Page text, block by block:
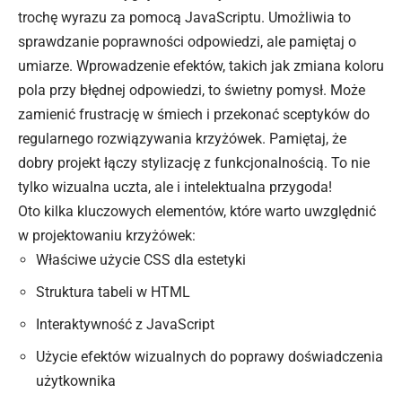
trochę wyrazu za pomocą JavaScriptu. Umożliwia to
sprawdzanie poprawności odpowiedzi, ale pamiętaj o
umiarze. Wprowadzenie efektów, takich jak zmiana koloru
pola przy błędnej odpowiedzi, to świetny pomysł. Może
zamienić frustrację w śmiech i przekonać sceptyków do
regularnego rozwiązywania krzyżówek. Pamiętaj, że
dobry projekt łączy stylizację z funkcjonalnością. To nie
tylko wizualna uczta, ale i intelektualna przygoda!
Oto kilka kluczowych elementów, które warto uwzględnić
w projektowaniu krzyżówek:
Właściwe użycie CSS dla estetyki
Struktura tabeli w HTML
Interaktywność z JavaScript
Użycie efektów wizualnych do poprawy doświadczenia
użytkownika